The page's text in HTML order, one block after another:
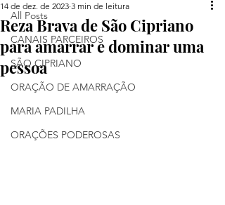
All Posts
CANAIS PARCEIROS
SÃO CIPRIANO
ORAÇÃO DE AMARRAÇÃO
MARIA PADILHA
ORAÇÕES PODEROSAS
Reza Brava de São Cipriano
para amarrar e dominar uma
pessoa
14 de dez. de 2023 3 min de leitura